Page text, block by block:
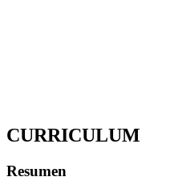
CURRICULUM
Resumen